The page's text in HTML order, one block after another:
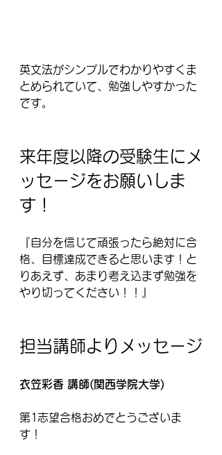
英文法がシンプルでわかりやすくま
とめられていて、勉強しやすかった
です。
来年度以降の受験生にメ
ッセージをお願いしま
す！
『自分を信じて頑張ったら絶対に合
格、目標達成できると思います！と
りあえず、あまり考え込まず勉強を
やり切ってください！！』
担当講師よりメッセージ
衣笠彩香 講師(関西学院大学)
第1志望合格おめでとうございま
す！